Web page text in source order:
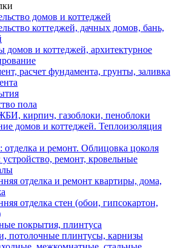
домов и коттеджей
коттеджей, дачных домов, бань,
домов и коттеджей, архитектурное
расчет фундамента, грунты, заливка
пола
кирпич, газоблоки, пеноблоки
домов и коттеджей. Теплоизоляция
отделка и ремонт. Облицовка цоколя
ремонт, кровельные
отделка и ремонт квартиры, дома,
отделка стен (обои, гипсокартон,
покрытия, плинтуса
потолочные плинтусы, карнизы